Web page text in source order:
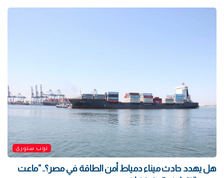
توب ستوري
هل يهدد حادث ميناء دمياط أمن الطاقة في مصر؟.. “ماعت